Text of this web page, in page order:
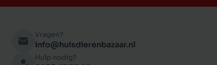
Vragen?
info@huisdierenbazaar.nl
Hulp nodig?